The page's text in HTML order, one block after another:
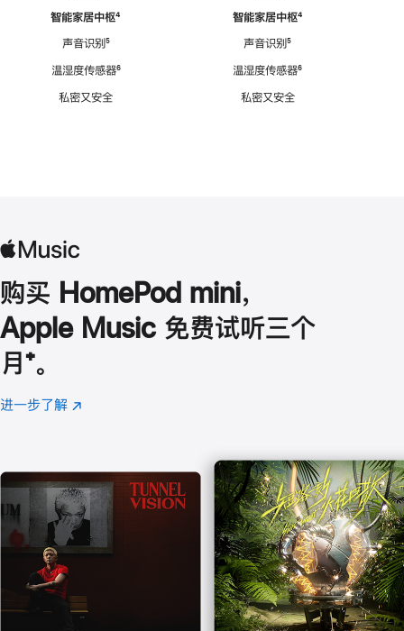
智能家居中枢脚
⁴
声音识别脚
⁵
温湿度传感器脚
⁶
私密又安全
智能家居中枢脚
⁴
声音识别脚
⁵
温湿度传感器脚
⁶
私密又安全
购买 HomePod mini，
Apple Music 免费试听三个
月 脚
注
⁺。
进一步了解 Apple
(在
口
中
打
开)